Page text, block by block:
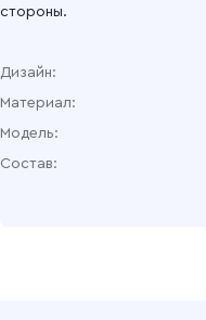
стороны.
Дизайн:
Материал:
Модель:
Состав: